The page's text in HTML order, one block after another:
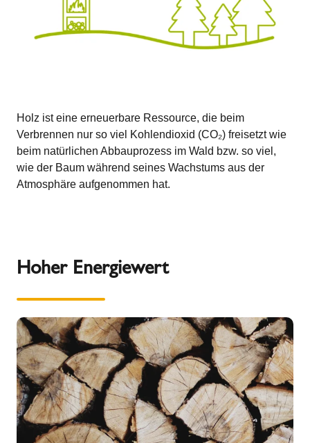
Holz ist eine erneuerbare Ressource, die beim
Verbrennen nur so viel Kohlendioxid (CO₂) freisetzt wie
beim natürlichen Abbauprozess im Wald bzw. so viel,
wie der Baum während seines Wachstums aus der
Atmosphäre aufgenommen hat.
Hoher Energiewert